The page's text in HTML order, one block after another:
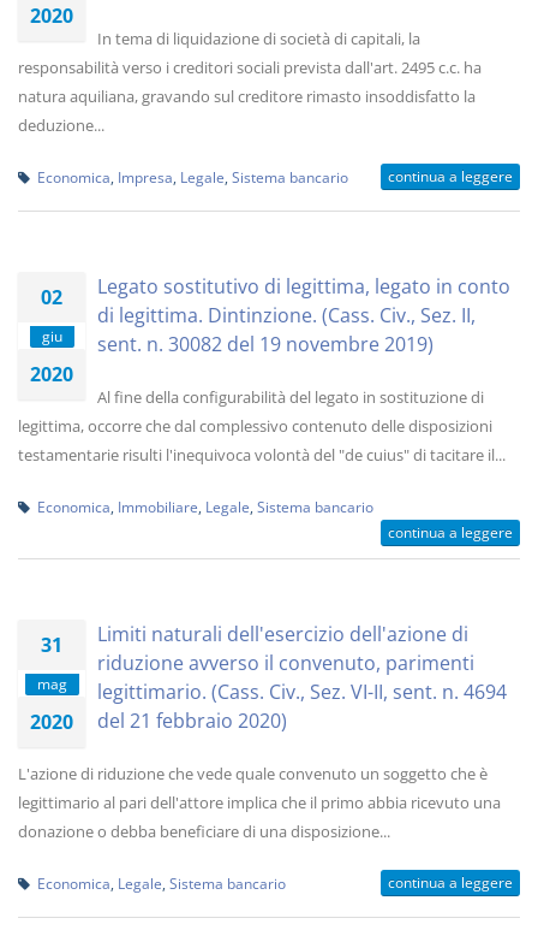
2020
In tema di liquidazione di società di capitali, la
responsabilità verso i creditori sociali prevista dall'art. 2495 c.c. ha
natura aquiliana, gravando sul creditore rimasto insoddisfatto la
deduzione...
Economica Impresa Legale Sistema bancario continua a leggere
02
giu
2020
Legato sostitutivo di legittima, legato in conto
di legittima. Dintinzione. (Cass. Civ., Sez. II,
sent. n. 30082 del 19 novembre 2019)
Al fine della configurabilità del legato in sostituzione di
legittima, occorre che dal complessivo contenuto delle disposizioni
testamentarie risulti l'inequivoca volontà del "de cuius" di tacitare il...
Economica Immobiliare Legale Sistema bancario
continua a leggere
31
mag
2020
Limiti naturali dell'esercizio dell'azione di
riduzione avverso il convenuto, parimenti
legittimario. (Cass. Civ., Sez. VI-II, sent. n. 4694
del 21 febbraio 2020)
L'azione di riduzione che vede quale convenuto un soggetto che è
legittimario al pari dell'attore implica che il primo abbia ricevuto una
donazione o debba beneficiare di una disposizione...
Economica Legale Sistema bancario continua a leggere